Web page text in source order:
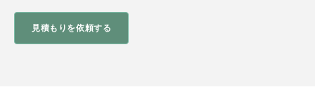
見積もりを依頼する